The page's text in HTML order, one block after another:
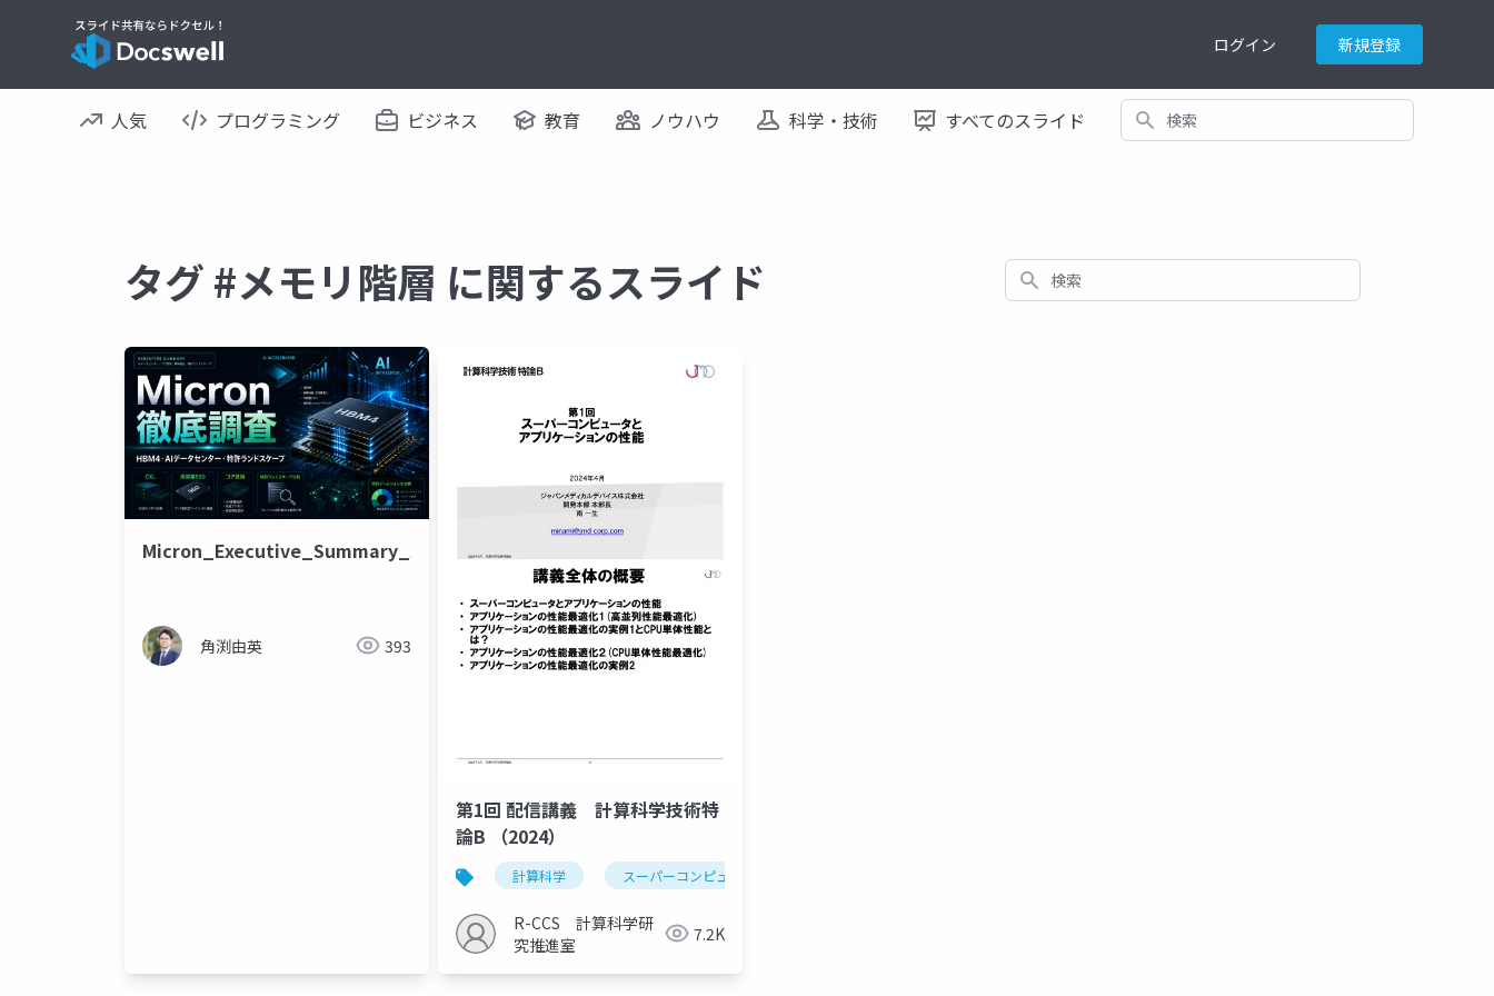
ログイン 新規登録
人気 プログラミング ビジネス 教育 ノウハウ 科学・技術 すべてのスライド 検索
タグ #メモリ階層 に関するスライド 検索
Micron_Executive_Summary_20260625
角渕由英 393
第1回 配信講義 計算科学技術特
論B （2024）
計算科学 スーパーコンピュータ
R-CCS 計算科学研
究推進室
7.2K